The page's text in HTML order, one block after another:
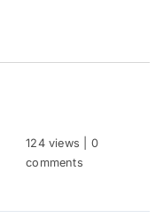
124 views
0
comments